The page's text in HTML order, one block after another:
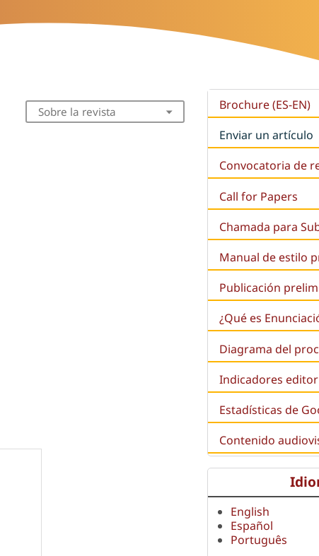
Sobre la revista
Brochure (ES-EN)
Enviar un artículo
Convocatoria de
Call for Papers
Chamada para
Manual de estilo
Publicación
¿Qué es
Diagrama del
Indicadores
Estadísticas de
Contenido
English
Español
Português